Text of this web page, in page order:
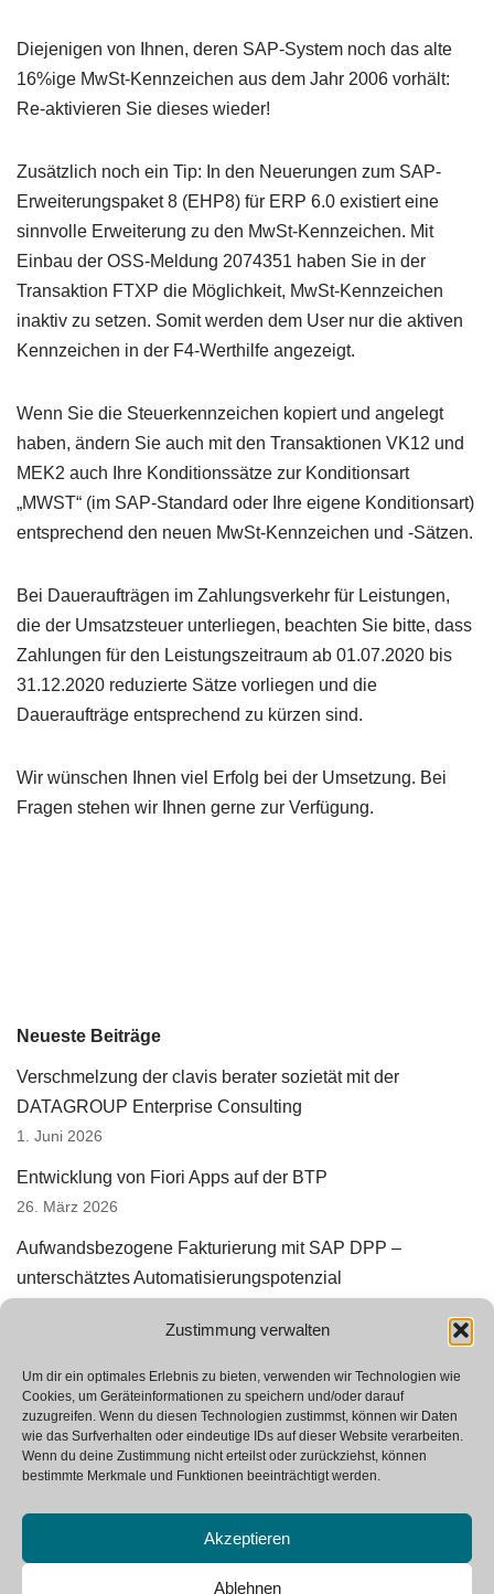
Zustimmung verwalten
Um dir ein optimales Erlebnis zu bieten, verwenden wir Technologien wie
Cookies, um Geräteinformationen zu speichern und/oder darauf
zuzugreifen. Wenn du diesen Technologien zustimmst, können wir Daten
wie das Surfverhalten oder eindeutige IDs auf dieser Website verarbeiten.
Wenn du deine Zustimmung nicht erteilst oder zurückziehst, können
bestimmte Merkmale und Funktionen beeinträchtigt werden.
Akzeptieren
Ablehnen
Diejenigen von Ihnen, deren SAP-System noch das alte
16%ige MwSt-Kennzeichen aus dem Jahr 2006 vorhält:
Re-aktivieren Sie dieses wieder!
Zusätzlich noch ein Tip: In den Neuerungen zum SAP-
Erweiterungspaket 8 (EHP8) für ERP 6.0 existiert eine
sinnvolle Erweiterung zu den MwSt-Kennzeichen. Mit
Einbau der OSS-Meldung 2074351 haben Sie in der
Transaktion FTXP die Möglichkeit, MwSt-Kennzeichen
inaktiv zu setzen. Somit werden dem User nur die aktiven
Kennzeichen in der F4-Werthilfe angezeigt.
Wenn Sie die Steuerkennzeichen kopiert und angelegt
haben, ändern Sie auch mit den Transaktionen VK12 und
MEK2 auch Ihre Konditionssätze zur Konditionsart
„MWST“ (im SAP-Standard oder Ihre eigene Konditionsart)
entsprechend den neuen MwSt-Kennzeichen und -Sätzen.
Bei Daueraufträgen im Zahlungsverkehr für Leistungen,
die der Umsatzsteuer unterliegen, beachten Sie bitte, dass
Zahlungen für den Leistungszeitraum ab 01.07.2020 bis
31.12.2020 reduzierte Sätze vorliegen und die
Daueraufträge entsprechend zu kürzen sind.
Wir wünschen Ihnen viel Erfolg bei der Umsetzung. Bei
Fragen stehen wir Ihnen gerne zur Verfügung.
Neueste Beiträge
Verschmelzung der clavis berater sozietät mit der
DATAGROUP Enterprise Consulting
1. Juni 2026
Entwicklung von Fiori Apps auf der BTP
26. März 2026
Aufwandsbezogene Fakturierung mit SAP DPP –
unterschätztes Automatisierungspotenzial
12. Januar 2026
Wir suchen Verstärkung
23. Oktober 2025